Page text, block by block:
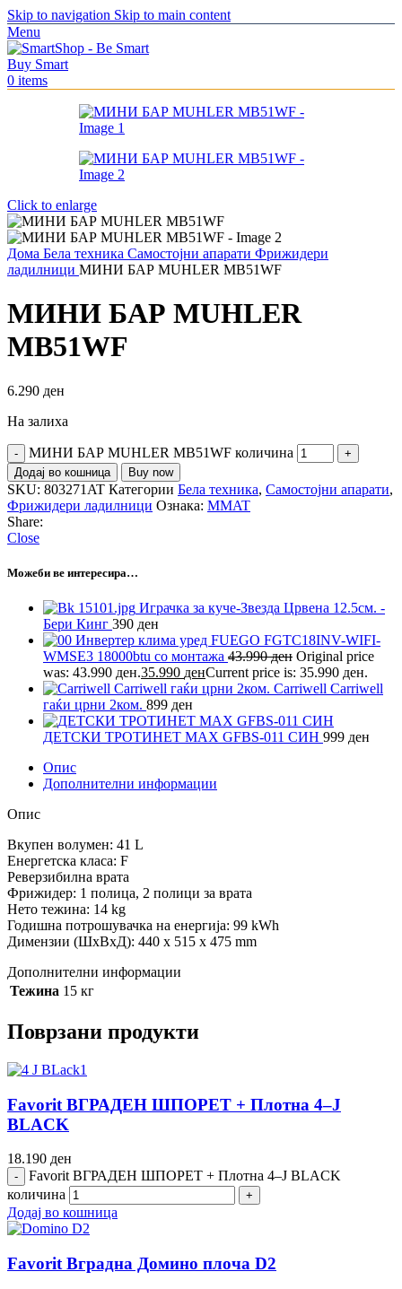
Skip to navigation Skip to main content
Menu
0 items
Click to enlarge
Дома Бела техника Самостојни апарати Фрижидери
ладилници МИНИ БАР MUHLER MB51WF
МИНИ БАР MUHLER
MB51WF
6.290 ден
На залиха
МИНИ БАР MUHLER MB51WF количина
Додај во кошница Buy now
SKU: 803271AT Категории Бела техника, Самостојни апарати,
Фрижидери ладилници Ознака: MMAT
Share:
Close
Можеби ве интересира…
Играчка за куче-Звезда Црвена 12.5см. -
Бери Кинг 390 ден
Инвертер клима уред FUEGO FGTC18INV-WIFI-
WMSE3 18000btu со монтажа 43.990ден Original price
was: 43.990 ден.35.990 денCurrent price is: 35.990 ден.
Carriwell Carriwell
гаќи црни 2ком. 899 ден
ДЕТСКИ ТРОТИНЕТ MAX GFBS-011 СИН 999 ден
Опис
Дополнителни информации
Опис
Вкупен волумен: 41 L
Енергетска класа: F
Реверзибилна врата
Фрижидер: 1 полица, 2 полици за врата
Нето тежина: 14 kg
Годишна потрошувачка на енергија: 99 kWh
Димензии (ШxВxД): 440 x 515 x 475 mm
Дополнителни информации
Тежина 15 кг
Поврзани продукти
Favorit ВГРАДЕН ШПОРЕТ + Плотна 4–J
BLACK
18.190 ден
Favorit ВГРАДЕН ШПОРЕТ + Плотна 4–J BLACK
количина
Додај во кошница
Favorit Вградна Домино плоча D2